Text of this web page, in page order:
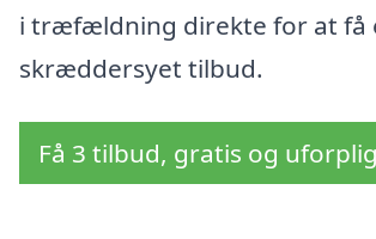
i træfældning direkte for at få
skræddersyet tilbud.
Få 3 tilbud, gratis og